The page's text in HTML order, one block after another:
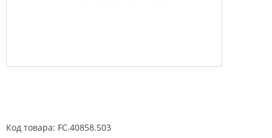
Код товара: FC.40858.S03